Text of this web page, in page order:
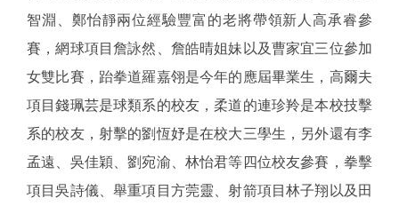
智淵、鄭怡靜兩位經驗豐富的老將帶領新人高承睿參
賽，網球項目詹詠然、詹皓晴姐妹以及曹家宜三位參加
女雙比賽，跆拳道羅嘉翎是今年的應屆畢業生，高爾夫
項目錢珮芸是球類系的校友，柔道的連珍羚是本校技擊
系的校友，射擊的劉恆妤是在校大三學生，另外還有李
孟遠、吳佳穎、劉宛渝、林怡君等四位校友參賽，拳擊
項目吳詩儀、舉重項目方莞靈、射箭項目林子翔以及田